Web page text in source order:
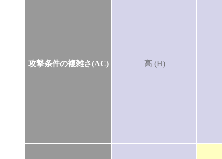
攻撃条件の複雑さ(AC) 高 (H)